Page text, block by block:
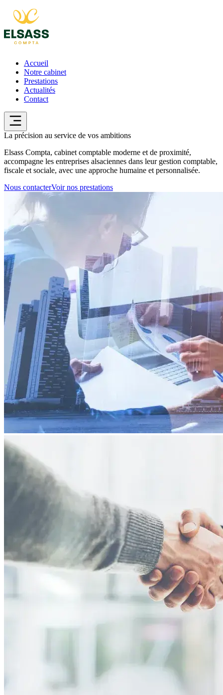
Accueil
Notre cabinet
Prestations
Actualités
Contact
La précision au service de vos ambitions
Elsass Compta, cabinet comptable moderne et de proximité,
accompagne les entreprises alsaciennes dans leur gestion comptable,
fiscale et sociale, avec une approche humaine et personnalisée.
Nous contacterVoir nos prestations